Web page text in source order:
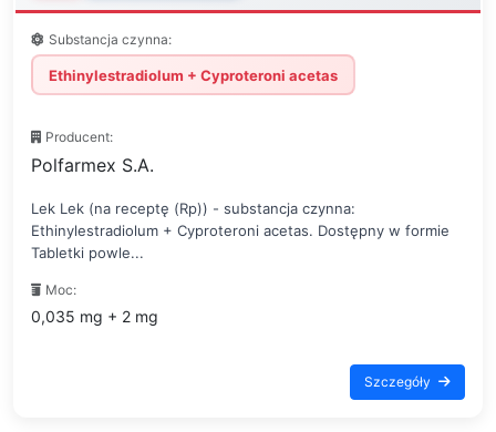
Substancja czynna:
Ethinylestradiolum + Cyproteroni acetas
Producent:
Polfarmex S.A.
Lek Lek (na receptę (Rp)) - substancja czynna:
Ethinylestradiolum + Cyproteroni acetas. Dostępny w formie
Tabletki powle...
Moc:
0,035 mg + 2 mg
Szczegóły